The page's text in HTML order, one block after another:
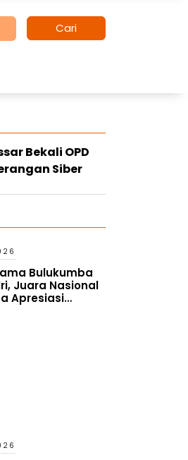
Cari
Bekali OPD
Siber
Bulukumba
Juara Nasional
Apresiasi